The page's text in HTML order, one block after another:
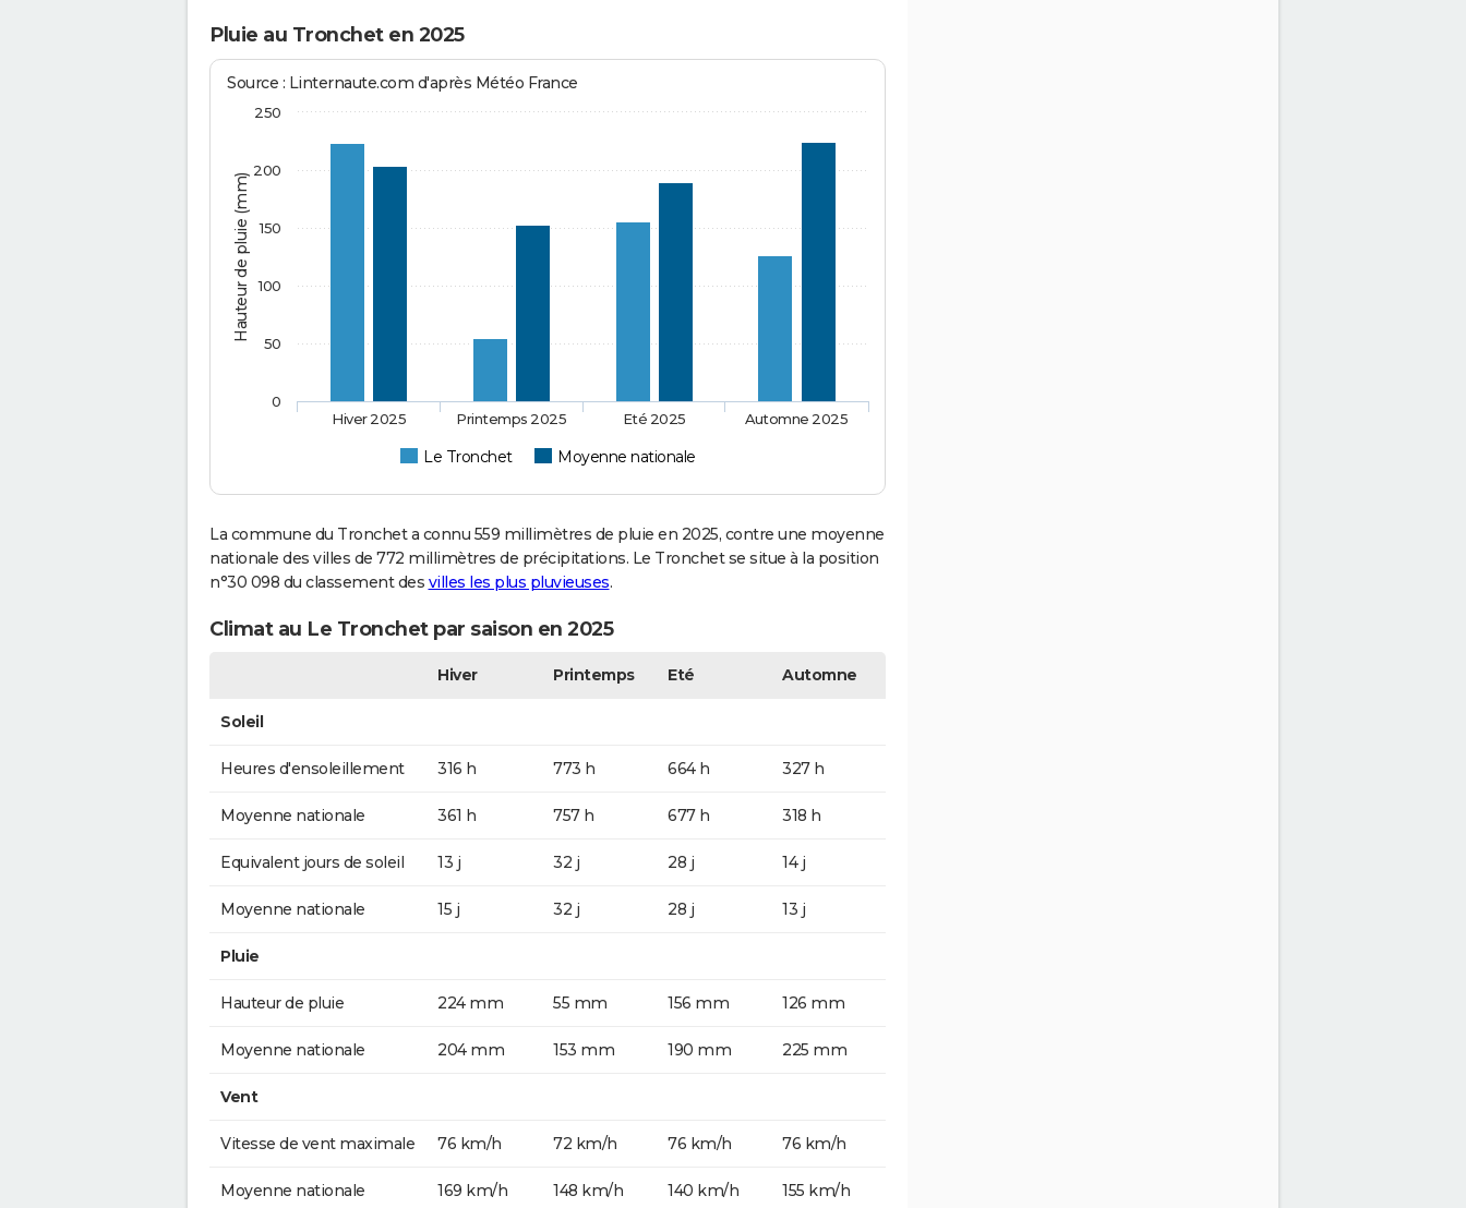
Pluie au Tronchet en 2025
Hauteur de pluie (mm)
Source : Linternaute.com d'après Météo France
Le Tronchet Moyenne nationale
Hiver 2025 Printemps 2025 Eté 2025 Automne 2025
0
50
100
150
200
250
La commune du Tronchet a connu 559 millimètres de pluie en 2025, contre une moyenne
nationale des villes de 772 millimètres de précipitations. Le Tronchet se situe à la position
n°30 098 du classement des villes les plus pluvieuses.
Climat au Le Tronchet par saison en 2025
Hiver Printemps Eté Automne
Soleil
Heures d'ensoleillement 316 h 773 h 664 h 327 h
Moyenne nationale 361 h 757 h 677 h 318 h
Equivalent jours de soleil 13 j 32 j 28 j 14 j
Moyenne nationale 15 j 32 j 28 j 13 j
Pluie
Hauteur de pluie 224 mm 55 mm 156 mm 126 mm
Moyenne nationale 204 mm 153 mm 190 mm 225 mm
Vent
Vitesse de vent maximale 76 km/h 72 km/h 76 km/h 76 km/h
Moyenne nationale 169 km/h 148 km/h 140 km/h 155 km/h